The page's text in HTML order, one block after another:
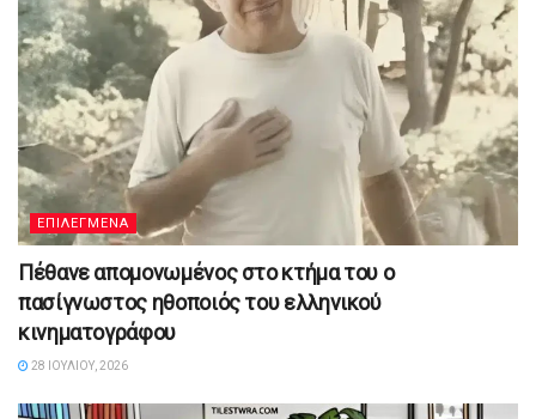
ΕΠΙΛΕΓΜΕΝΑ
Πέθανε απομονωμένος στο κτήμα του ο
πασίγνωστος ηθοποιός του ελληνικού
κινηματογράφου
28 ΙΟΥΛΊΟΥ, 2026